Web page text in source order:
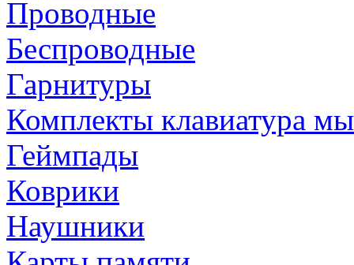
Проводные
Беспроводные
Гарнитуры
Комплекты клавиатура
Геймпады
Коврики
Наушники